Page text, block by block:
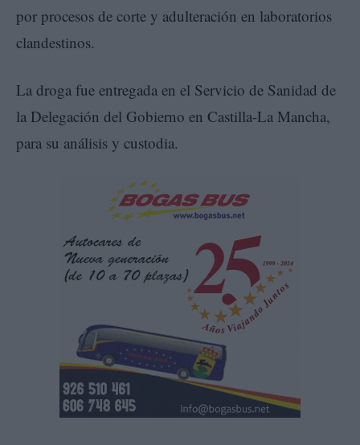
por procesos de corte y adulteración en laboratorios
clandestinos.
La droga fue entregada en el Servicio de Sanidad de
la Delegación del Gobierno en Castilla-La Mancha,
para su análisis y custodia.